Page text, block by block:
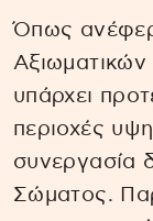
Όπως
υπάρχει
περιοχές
συνεργασία
Σώματος.